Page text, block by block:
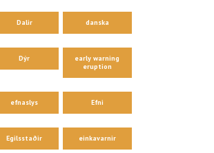
Dalir danska
Dýr
early warning
eruption
efnaslys Efni
Egilsstaðir einkavarnir